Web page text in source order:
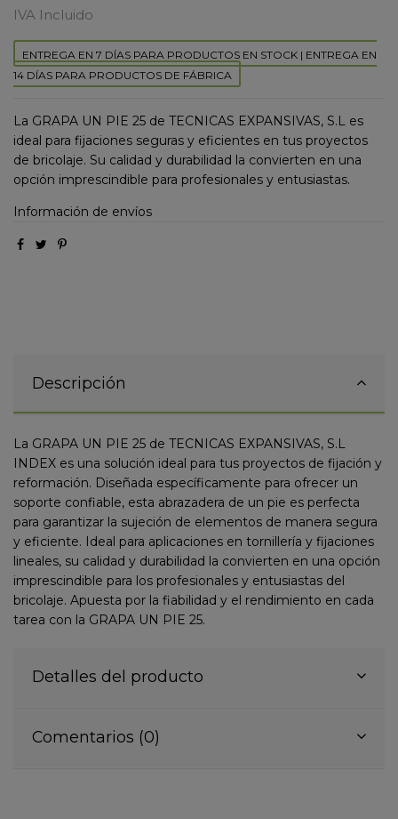
IVA Incluido
ENTREGA EN 7 DÍAS PARA PRODUCTOS EN STOCK | ENTREGA EN
14 DÍAS PARA PRODUCTOS DE FÁBRICA
La GRAPA UN PIE 25 de TECNICAS EXPANSIVAS, S.L es
ideal para fijaciones seguras y eficientes en tus proyectos
de bricolaje. Su calidad y durabilidad la convierten en una
opción imprescindible para profesionales y entusiastas.
Información de envíos
Descripción
La GRAPA UN PIE 25 de TECNICAS EXPANSIVAS, S.L
INDEX es una solución ideal para tus proyectos de fijación y
reformación. Diseñada específicamente para ofrecer un
soporte confiable, esta abrazadera de un pie es perfecta
para garantizar la sujeción de elementos de manera segura
y eficiente. Ideal para aplicaciones en tornillería y fijaciones
lineales, su calidad y durabilidad la convierten en una opción
imprescindible para los profesionales y entusiastas del
bricolaje. Apuesta por la fiabilidad y el rendimiento en cada
tarea con la GRAPA UN PIE 25.
Detalles del producto
Comentarios (0)